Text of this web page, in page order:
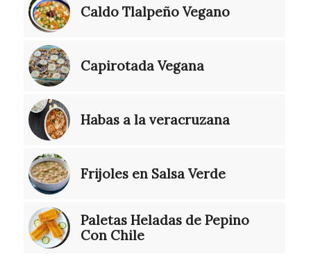
Caldo Tlalpeño Vegano
Capirotada Vegana
Habas a la veracruzana
Frijoles en Salsa Verde
Paletas Heladas de Pepino
Con Chile